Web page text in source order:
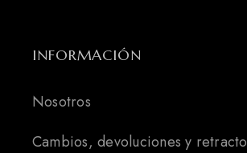
INFORMACIÓN
Nosotros
Cambios, devoluciones y retracto